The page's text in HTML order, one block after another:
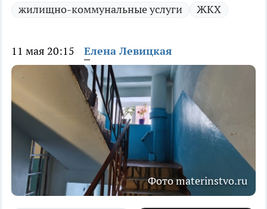
жилищно-коммунальные услуги ЖКХ
11 мая 20:15 Елена Левицкая
Фото materinstvo.ru